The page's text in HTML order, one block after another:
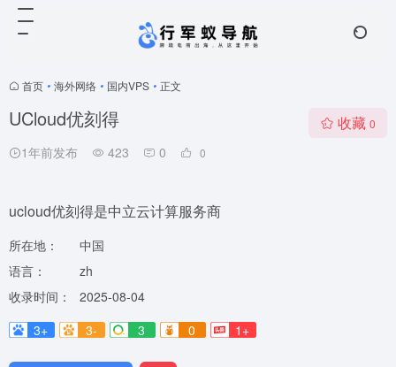
首页 • 海外网络 • 国内VPS • 正文
UCloud优刻得
1年前发布 423 0 0
收藏 0
ucloud优刻得是中立云计算服务商
所在地：
中国
语言：
zh
收录时间：
2025-08-04
3+
3- 3 0 1+